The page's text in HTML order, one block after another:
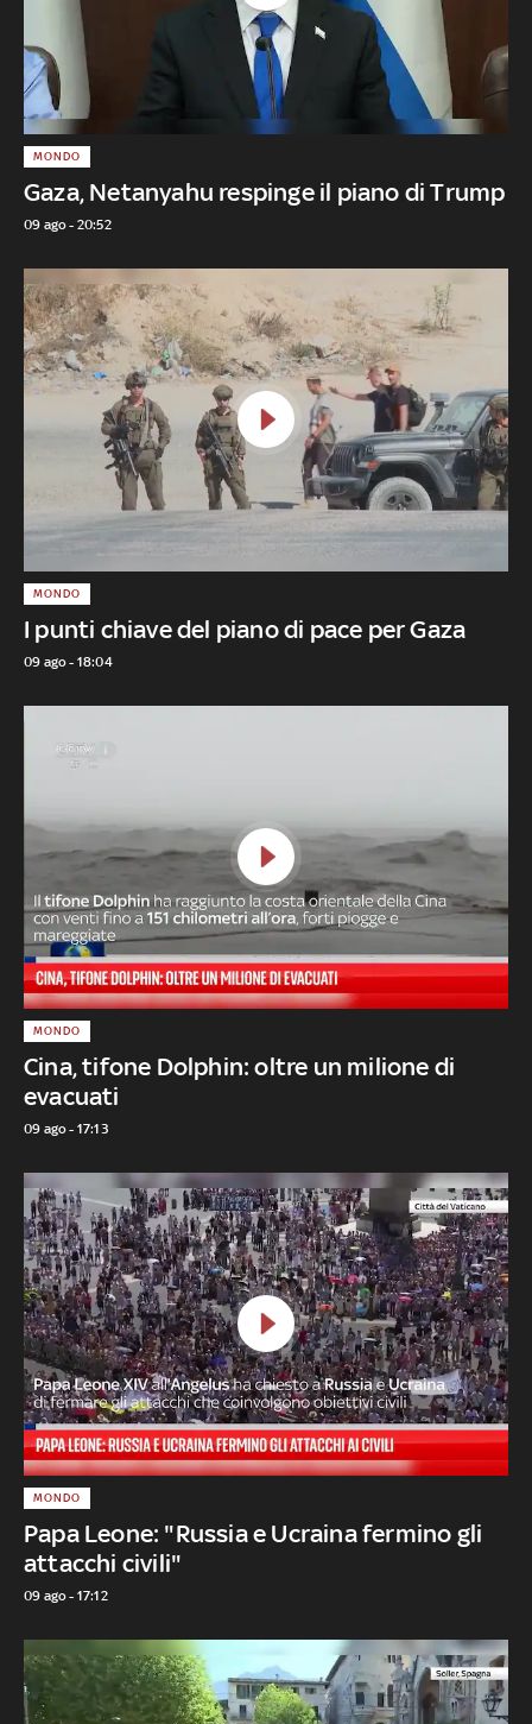
Gaza, Netanyahu respinge il piano di Trump
MONDO
09 ago - 20:52
I punti chiave del piano di pace per Gaza
MONDO
09 ago - 18:04
Cina, tifone Dolphin: oltre un milione di
evacuati
MONDO
09 ago - 17:13
Papa Leone: "Russia e Ucraina fermino gli
attacchi civili"
MONDO
09 ago - 17:12